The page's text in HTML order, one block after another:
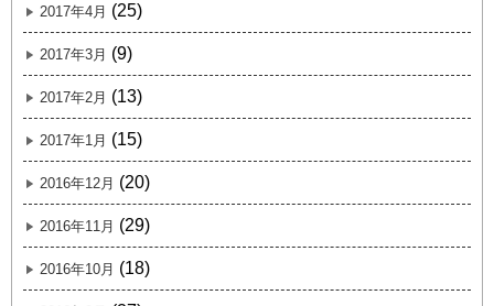
2017年4月 (25)
2017年3月 (9)
2017年2月 (13)
2017年1月 (15)
2016年12月 (20)
2016年11月 (29)
2016年10月 (18)